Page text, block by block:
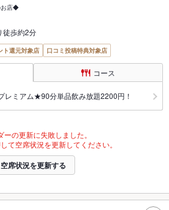
お店◆
徒歩約2分
ト還元対象店 口コミ投稿特典対象店
コース
レミアム★90分単品飲み放題2200円！
ーの更新に失敗しました。
て空席状況を更新してください。
空席状況を更新する